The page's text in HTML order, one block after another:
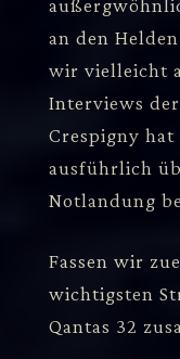
an den
wir vielleicht
Interviews
Crespigny hat
ausführlich
Notlandung
Fassen wir
wichtigsten
Qantas 32